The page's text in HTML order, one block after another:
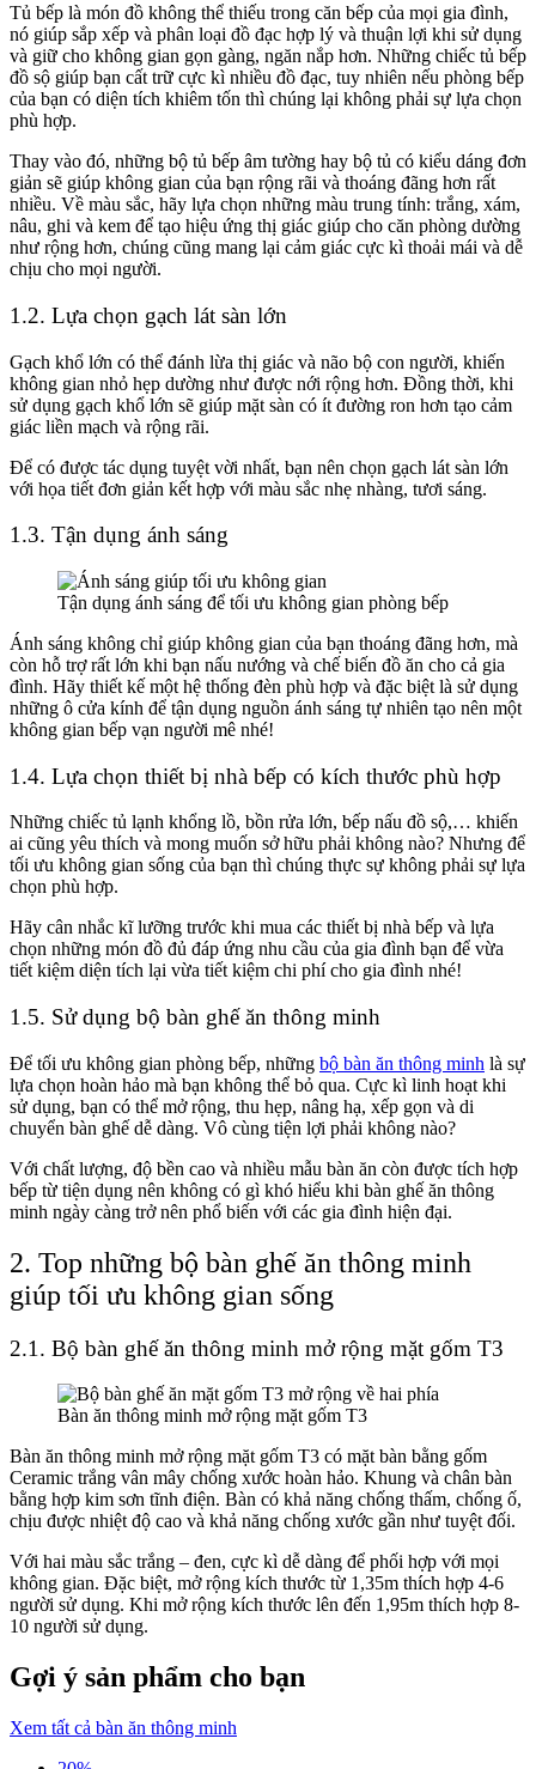
Tủ bếp là món đồ không thể thiếu trong căn bếp của mọi gia đình,
nó giúp sắp xếp và phân loại đồ đạc hợp lý và thuận lợi khi sử dụng
và giữ cho không gian gọn gàng, ngăn nắp hơn. Những chiếc tủ bếp
đồ sộ giúp bạn cất trữ cực kì nhiều đồ đạc, tuy nhiên nếu phòng bếp
của bạn có diện tích khiêm tốn thì chúng lại không phải sự lựa chọn
phù hợp.
Thay vào đó, những bộ tủ bếp âm tường hay bộ tủ có kiểu dáng đơn
giản sẽ giúp không gian của bạn rộng rãi và thoáng đãng hơn rất
nhiều. Về màu sắc, hãy lựa chọn những màu trung tính: trắng, xám,
nâu, ghi và kem để tạo hiệu ứng thị giác giúp cho căn phòng dường
như rộng hơn, chúng cũng mang lại cảm giác cực kì thoải mái và dễ
chịu cho mọi người.
1.2. Lựa chọn gạch lát sàn lớn
Gạch khổ lớn có thể đánh lừa thị giác và não bộ con người, khiến
không gian nhỏ hẹp dường như được nới rộng hơn. Đồng thời, khi
sử dụng gạch khổ lớn sẽ giúp mặt sàn có ít đường ron hơn tạo cảm
giác liền mạch và rộng rãi.
Để có được tác dụng tuyệt vời nhất, bạn nên chọn gạch lát sàn lớn
với họa tiết đơn giản kết hợp với màu sắc nhẹ nhàng, tươi sáng.
1.3. Tận dụng ánh sáng
Tận dụng ánh sáng để tối ưu không gian phòng bếp
Ánh sáng không chỉ giúp không gian của bạn thoáng đãng hơn, mà
còn hỗ trợ rất lớn khi bạn nấu nướng và chế biến đồ ăn cho cả gia
đình. Hãy thiết kế một hệ thống đèn phù hợp và đặc biệt là sử dụng
những ô cửa kính để tận dụng nguồn ánh sáng tự nhiên tạo nên một
không gian bếp vạn người mê nhé!
1.4. Lựa chọn thiết bị nhà bếp có kích thước phù hợp
Những chiếc tủ lạnh khổng lồ, bồn rửa lớn, bếp nấu đồ sộ,… khiến
ai cũng yêu thích và mong muốn sở hữu phải không nào? Nhưng để
tối ưu không gian sống của bạn thì chúng thực sự không phải sự lựa
chọn phù hợp.
Hãy cân nhắc kĩ lưỡng trước khi mua các thiết bị nhà bếp và lựa
chọn những món đồ đủ đáp ứng nhu cầu của gia đình bạn để vừa
tiết kiệm diện tích lại vừa tiết kiệm chi phí cho gia đình nhé!
1.5. Sử dụng bộ bàn ghế ăn thông minh
Để tối ưu không gian phòng bếp, những bộ bàn ăn thông minh là sự
lựa chọn hoàn hảo mà bạn không thể bỏ qua. Cực kì linh hoạt khi
sử dụng, bạn có thể mở rộng, thu hẹp, nâng hạ, xếp gọn và di
chuyển bàn ghế dễ dàng. Vô cùng tiện lợi phải không nào?
Với chất lượng, độ bền cao và nhiều mẫu bàn ăn còn được tích hợp
bếp từ tiện dụng nên không có gì khó hiểu khi bàn ghế ăn thông
minh ngày càng trở nên phổ biến với các gia đình hiện đại.
2. Top những bộ bàn ghế ăn thông minh
giúp tối ưu không gian sống
2.1. Bộ bàn ghế ăn thông minh mở rộng mặt gốm T3
Bàn ăn thông minh mở rộng mặt gốm T3
Bàn ăn thông minh mở rộng mặt gốm T3 có mặt bàn bằng gốm
Ceramic trắng vân mây chống xước hoàn hảo. Khung và chân bàn
bằng hợp kim sơn tĩnh điện. Bàn có khả năng chống thấm, chống ố,
chịu được nhiệt độ cao và khả năng chống xước gần như tuyệt đối.
Với hai màu sắc trắng – đen, cực kì dễ dàng để phối hợp với mọi
không gian. Đặc biệt, mở rộng kích thước từ 1,35m thích hợp 4-6
người sử dụng. Khi mở rộng kích thước lên đến 1,95m thích hợp 8-
10 người sử dụng.
Gợi ý sản phẩm cho bạn
Xem tất cả bàn ăn thông minh